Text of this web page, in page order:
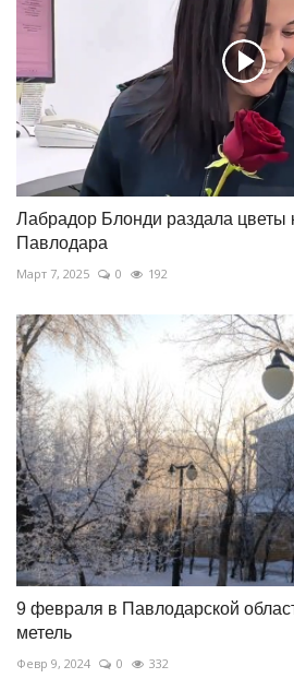
Лабрадор Блонди раздала цветы
Павлодара
Март 7, 2025 0 192
9 февраля в Павлодарской
метель
Февр 9, 2024 0 332